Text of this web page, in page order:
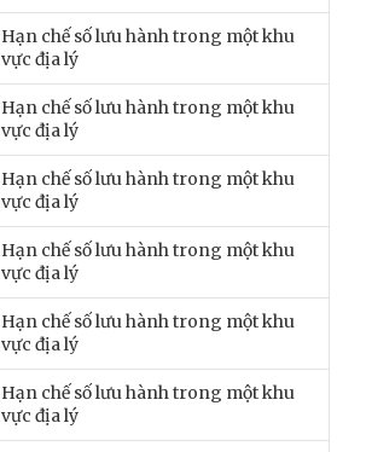
Hạn chế số lưu hành trong một khu
vực địa lý
Hạn chế số lưu hành trong một khu
vực địa lý
Hạn chế số lưu hành trong một khu
vực địa lý
Hạn chế số lưu hành trong một khu
vực địa lý
Hạn chế số lưu hành trong một khu
vực địa lý
Hạn chế số lưu hành trong một khu
vực địa lý